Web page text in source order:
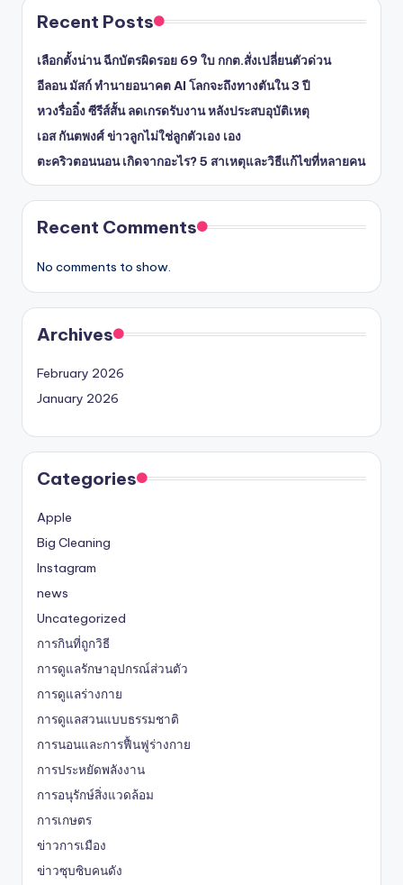
Recent Posts
เลือกตั้งน่าน ฉีกบัตรผิดรอย 69 ใบ กกต.สั่งเปลี่ยนตัวด่วน
อีลอน มัสก์ ทำนายอนาคต AI โลกจะถึงทางตันใน 3 ปี
หวงรื่ออิ๋ง ซีรีส์สั้น ลดเกรดรับงาน หลังประสบอุบัติเหตุ
เอส กันตพงศ์ ข่าวลูกไม่ใช่ลูกตัวเอง เอง
ตะคริวตอนนอน เกิดจากอะไร? 5 สาเหตุและวิธีแก้ไขที่หลายคน
Recent Comments
No comments to show.
Archives
February 2026
January 2026
Categories
Apple
Big Cleaning
Instagram
news
Uncategorized
การกินที่ถูกวิธี
การดูแลรักษาอุปกรณ์ส่วนตัว
การดูแลร่างกาย
การดูแลสวนแบบธรรมชาติ
การนอนและการฟื้นฟูร่างกาย
การประหยัดพลังงาน
การอนุรักษ์สิ่งแวดล้อม
การเกษตร
ข่าวการเมือง
ข่าวซุบซิบคนดัง